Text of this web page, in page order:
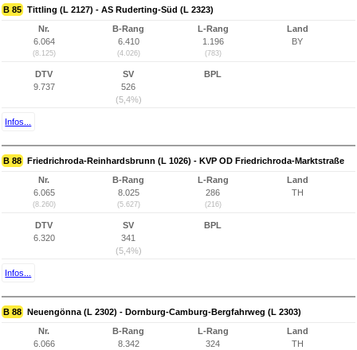
B 85 Tittling (L 2127) - AS Ruderting-Süd (L 2323)
Nr.
6.064
(8.125)
B-Rang
6.410
(4.026)
L-Rang
1.196
(783)
Land
BY
DTV
9.737
SV
526
(5,4%)
BPL
Infos...
B 88 Friedrichroda-Reinhardsbrunn (L 1026) - KVP OD Friedrichroda-Marktstraße
Nr.
6.065
(8.260)
B-Rang
8.025
(5.627)
L-Rang
286
(216)
Land
TH
DTV
6.320
SV
341
(5,4%)
BPL
Infos...
B 88 Neuengönna (L 2302) - Dornburg-Camburg-Bergfahrweg (L 2303)
Nr.
6.066
B-Rang
8.342
L-Rang
324
Land
TH